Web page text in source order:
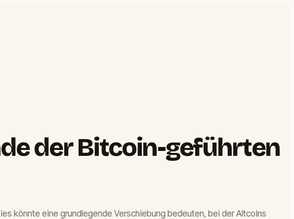
der Bitcoin-geführten
könnte eine grundlegende Verschiebung bedeuten, bei der Altcoins